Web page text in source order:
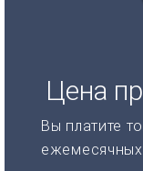
Цена
Вы платите